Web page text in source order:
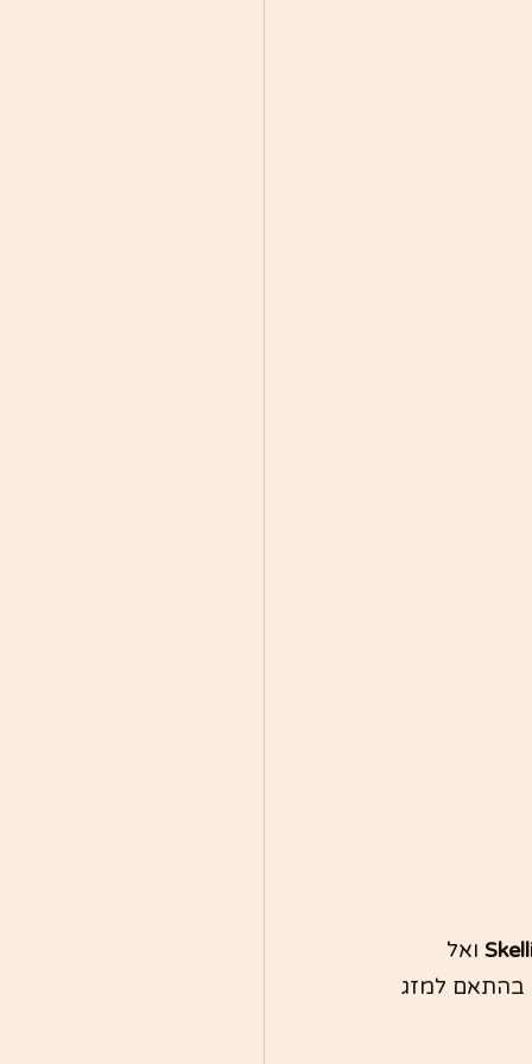
ואל
בהתאם למזג